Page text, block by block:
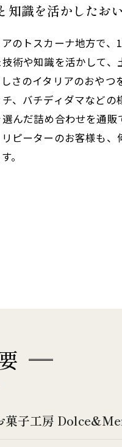
知識を活かしたお
のトスカーナ地方で、
術や知識を活かして
さのイタリアのおや
、バチディダマなど
んだ詰め合わせを通
ピーターのお客様も
。
菓子工房